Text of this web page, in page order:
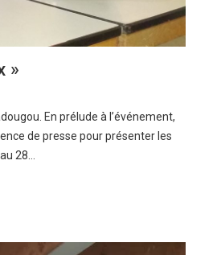
»
En prélude à l’événement,
de presse pour présenter les
28…